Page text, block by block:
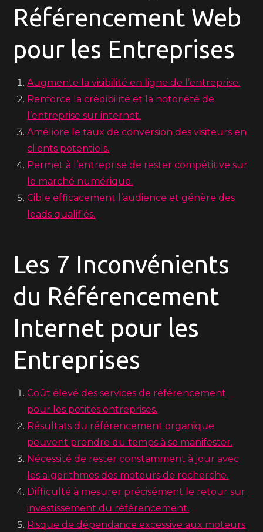
Référencement Web
pour les Entreprises
Augmente la visibilité en ligne de l’entreprise.
Renforce la crédibilité et la notoriété de
l’entreprise sur internet.
Améliore le taux de conversion des visiteurs en
clients potentiels.
Permet à l’entreprise de rester compétitive sur
le marché numérique.
Cible efficacement l’audience et génère des
leads qualifiés.
Les 7 Inconvénients
du Référencement
Internet pour les
Entreprises
Coût élevé des services de référencement
pour les petites entreprises.
Résultats du référencement organique
peuvent prendre du temps à se manifester.
Nécessité de rester constamment à jour avec
les algorithmes des moteurs de recherche.
Difficulté à mesurer précisément le retour sur
investissement du référencement.
Risque de dépendance excessive aux moteurs